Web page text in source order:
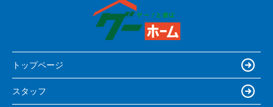
トップページ
スタッフ